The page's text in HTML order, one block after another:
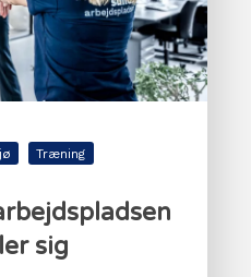
Træning
sig